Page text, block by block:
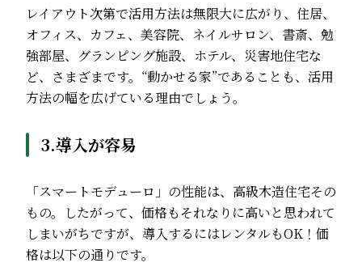
レイアウト次第で活用方法は無限大に広がり、住居、
オフィス、カフェ、美容院、ネイルサロン、書斎、勉
強部屋、グランピング施設、ホテル、災害地住宅な
ど、さまざまです。“動かせる家”であることも、活用
方法の幅を広げている理由でしょう。
3.導入が容易
「スマートモデューロ」の性能は、高級木造住宅その
もの。したがって、価格もそれなりに高いと思われて
しまいがちですが、導入するにはレンタルもOK！価
格は以下の通りです。